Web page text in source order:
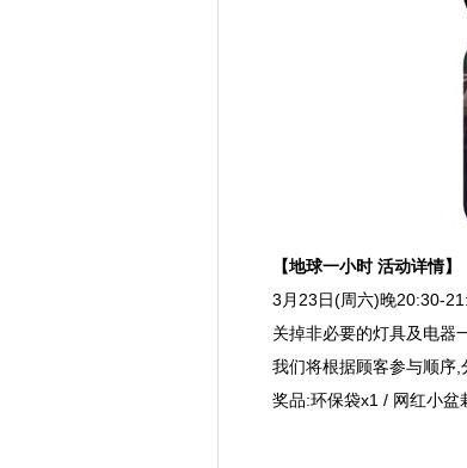
【地球一小时活动详情】
3月23日(周六)晚20:30-
关掉非必要的灯具及电器
我们将根据顾客参与顺序
奖品:环保袋x1 / 网红小盆